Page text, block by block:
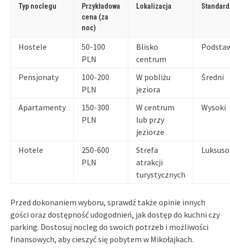
Typ noclegu
Przykładowa
cena (za
noc)
Lokalizacja Standard
Hostele
50-100
PLN
Blisko
centrum
Pensjonaty
100-200
PLN
W pobliżu
jeziora
Średni
Apartamenty
150-300
PLN
W centrum
lub przy
jeziorze
Wysoki
Hotele
250-600
PLN
Strefa
atrakcji
turystycznych
Przed dokonaniem wyboru, sprawdź także opinie innych
gości oraz dostępność udogodnień, jak dostęp do kuchni czy
parking. Dostosuj nocleg do swoich potrzeb i możliwości
finansowych, aby cieszyć się pobytem w Mikołajkach.